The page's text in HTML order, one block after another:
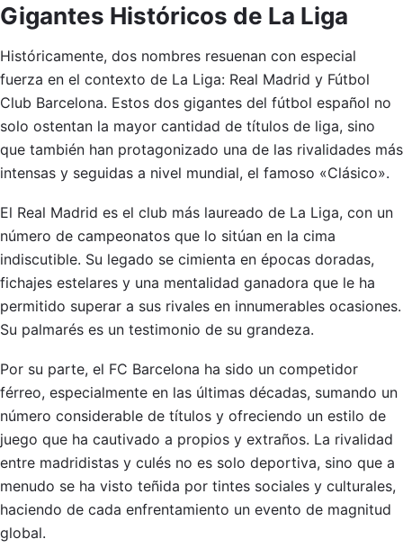
Gigantes Históricos de La Liga
Históricamente, dos nombres resuenan con especial
fuerza en el contexto de La Liga: Real Madrid y Fútbol
Club Barcelona. Estos dos gigantes del fútbol español no
solo ostentan la mayor cantidad de títulos de liga, sino
que también han protagonizado una de las rivalidades más
intensas y seguidas a nivel mundial, el famoso «Clásico».
El Real Madrid es el club más laureado de La Liga, con un
número de campeonatos que lo sitúan en la cima
indiscutible. Su legado se cimienta en épocas doradas,
fichajes estelares y una mentalidad ganadora que le ha
permitido superar a sus rivales en innumerables ocasiones.
Su palmarés es un testimonio de su grandeza.
Por su parte, el FC Barcelona ha sido un competidor
férreo, especialmente en las últimas décadas, sumando un
número considerable de títulos y ofreciendo un estilo de
juego que ha cautivado a propios y extraños. La rivalidad
entre madridistas y culés no es solo deportiva, sino que a
menudo se ha visto teñida por tintes sociales y culturales,
haciendo de cada enfrentamiento un evento de magnitud
global.